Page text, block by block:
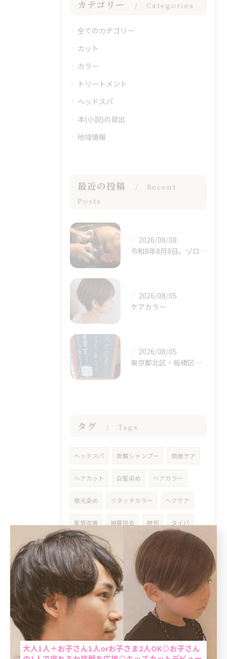
カテゴリー Categories
全てのカテゴリー
カット
カラー
トリートメント
ヘッドスパ
本(小説)の貸出
地域情報
最近の投稿
Recent
Posts
2026/08/08
令和8年8月8日。ゾロ目の日と立秋、季節の変わり目に思うこと
2026/08/05
ケアカラー
2026/08/05
東京都北区・板橋区でヘアマニキュアをお探しの方へ｜頭皮がしみる方のための白髪染めという選択肢
タグ Tags
ヘッドスパ 炭酸シャンプー 頭皮ケア
ヘアカット 白髪染め ヘアカラー
根元染め リタッチカラー ヘアケア
髪質改善 被膜除去 時短 タイパ
ストレス発散 理容室 ストレス
カウンセリング 相談 悩み 不安
レディース ショート メンズカラー
おすすめ シャンプー トリートメント
サロン 癒し 読書
身だしなみ クイックカラー 男性
当日予約OK
大人1人＋お子さん1人orお子さま2人OK◎お子さん